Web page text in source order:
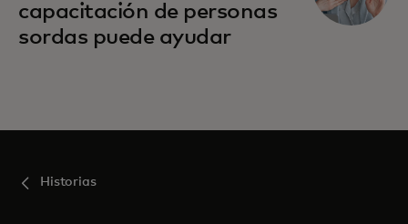
capacitación de personas
sordas puede ayudar
Historias